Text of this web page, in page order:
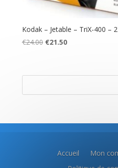
Kodak – Jetable – TriX-400 –
€24.00 Le
était :
€21.50Le
est :
Accueil Mon